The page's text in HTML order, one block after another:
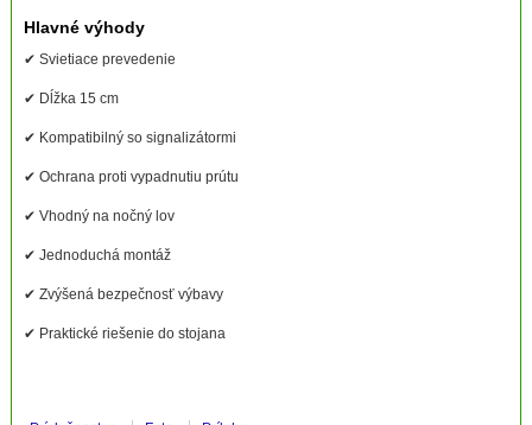
Hlavné výhody
✔ Svietiace prevedenie
✔ Dĺžka 15 cm
✔ Kompatibilný so signalizátormi
✔ Ochrana proti vypadnutiu prútu
✔ Vhodný na nočný lov
✔ Jednoduchá montáž
✔ Zvýšená bezpečnosť výbavy
✔ Praktické riešenie do stojana